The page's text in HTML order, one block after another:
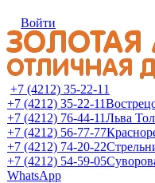
Войти
+7 (4212) 35-22-11
+7 (4212) 35-22-11
+7 (4212) 76-44-11Льва
+7 (4212) 56-77-77
+7 (4212) 74-20-22
+7 (4212) 54-59-05
WhatsApp